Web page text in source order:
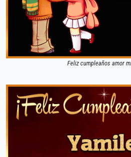
Feliz cumpleaños amor